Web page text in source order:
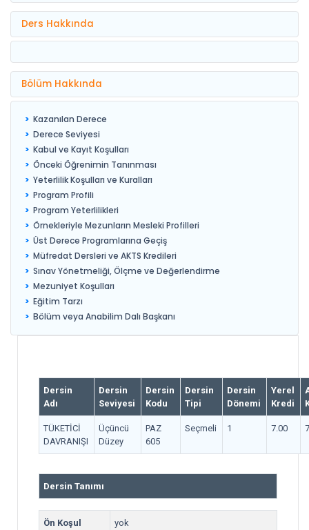
Ders Hakkında
Bölüm Hakkında
Kazanılan Derece
Derece Seviyesi
Kabul ve Kayıt Koşulları
Önceki Öğrenimin Tanınması
Yeterlilik Koşulları ve Kuralları
Program Profili
Program Yeterlilikleri
Örnekleriyle Mezunların Mesleki Profilleri
Üst Derece Programlarına Geçiş
Müfredat Dersleri ve AKTS Kredileri
Sınav Yönetmeliği, Ölçme ve Değerlendirme
Mezuniyet Koşulları
Eğitim Tarzı
Bölüm veya Anabilim Dalı Başkanı
Dersin
Adı
Dersin
Seviyesi
Dersin
Kodu
Dersin
Tipi
Dersin
Dönemi
Yerel
Kredi
TÜKETİCİ
DAVRANIŞI
Üçüncü
Düzey
PAZ
605
Seçmeli 1 7.00
Dersin Tanımı
Ön Koşul
yok